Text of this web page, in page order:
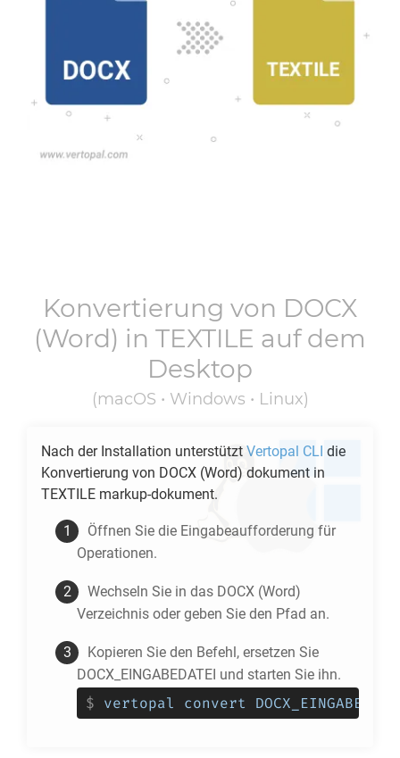
Konvertierung von DOCX
(Word) in TEXTILE auf dem
Desktop
(macOS • Windows • Linux)
Nach der Installation unterstützt Vertopal CLI die
Konvertierung von DOCX (Word) dokument in
TEXTILE markup-dokument.
Öffnen Sie die Eingabeaufforderung für
Operationen.
Wechseln Sie in das DOCX (Word)
Verzeichnis oder geben Sie den Pfad an.
Kopieren Sie den Befehl, ersetzen Sie
DOCX_EINGABEDATEI und starten Sie ihn.
$ vertopal convert